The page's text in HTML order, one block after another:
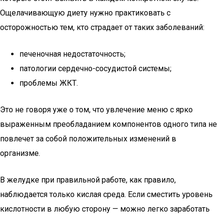
Ощелачивающую диету нужно практиковать с
осторожностью тем, кто страдает от таких заболеваний:
печеночная недостаточность;
патологии сердечно-сосудистой системы;
проблемы ЖКТ.
Это не говоря уже о том, что увлечение меню с ярко
выраженным преобладанием компонентов одного типа не
повлечет за собой положительных изменений в
организме.
В желудке при правильной работе, как правило,
наблюдается только кислая среда. Если сместить уровень
кислотности в любую сторону — можно легко заработать